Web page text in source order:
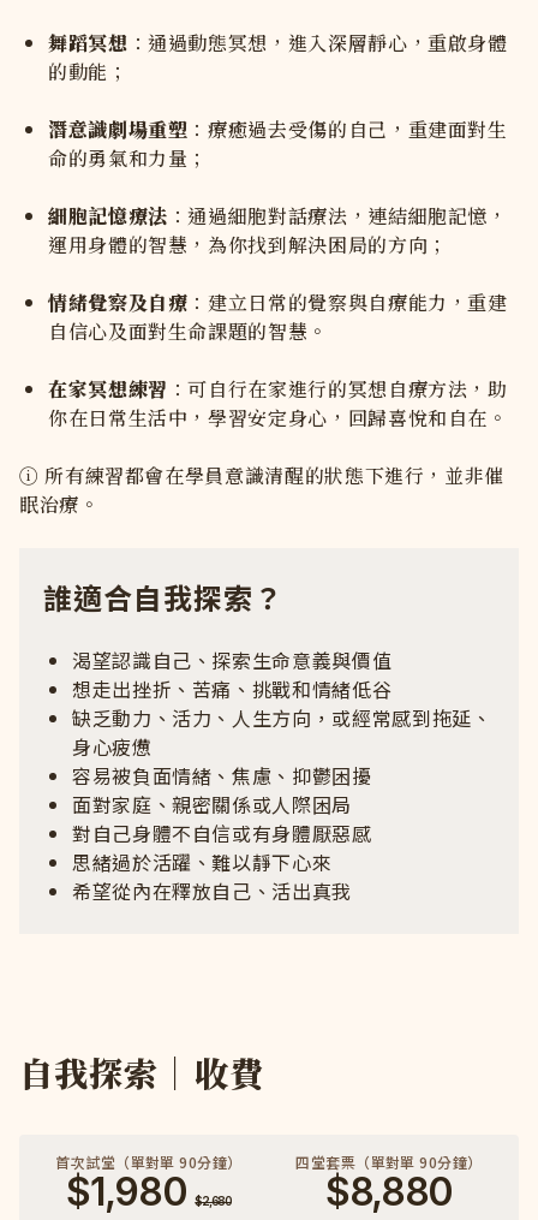
舞蹈冥想 ：通過動態冥想，進入深層靜心，重啟身體
的動能；
潛意識劇場重塑 ：療癒過去受傷的自己，重建面對生
命的勇氣和力量；
細胞記憶療法 ：通過細胞對話療法，連結細胞記憶，
運用身體的智慧，為你找到解決困局的方向；
情緒覺察及自療 ：建立日常的覺察與自療能力，重建
自信心及面對生命課題的智慧。
在家冥想練習 ：可自行在家進行的冥想自療方法，助
你在日常生活中，學習安定身心，回歸喜悅和自在。
ⓘ 所有練習都會在學員意識清醒的狀態下進行，並非催
眠治療。
誰適合自我探索？
渴望認識自己、探索生命意義與價值
想走出挫折、苦痛、挑戰和情緒低谷
缺乏動力、活力、人生方向，或經常感到拖延、
身心疲憊
容易被負面情緒、焦慮、抑鬱困擾
面對家庭、親密關係或人際困局
對自己身體不自信或有身體厭惡感
思緒過於活躍、難以靜下心來
希望從內在釋放自己、活出真我
自我探索｜收費
首次試堂（單對單 90分鐘）
$1,980 $2,680
四堂套票（單對單 90分鐘）
$8,880